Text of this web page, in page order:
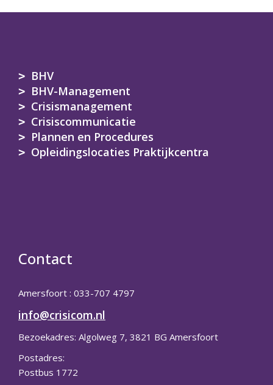
BHV
BHV-Management
Crisismanagement
Crisiscommunicatie
Plannen en Procedures
Opleidingslocaties Praktijkcentra
Contact
Amersfoort : 033-707 4797
info@crisicom.nl
Bezoekadres: Algolweg 7, 3821 BG Amersfoort
Postadres:
Postbus 1772